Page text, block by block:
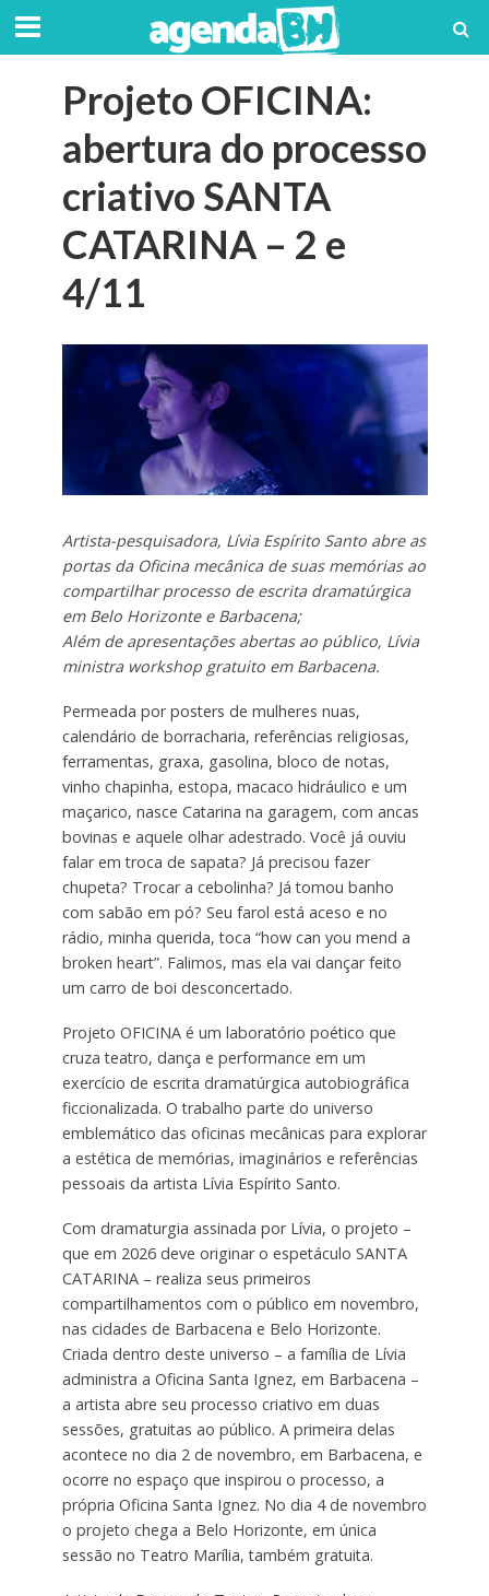
Projeto OFICINA:
abertura do processo
criativo SANTA
CATARINA – 2 e
4/11
Artista-pesquisadora, Lívia Espírito Santo abre as
portas da Oficina mecânica de suas memórias ao
compartilhar processo de escrita dramatúrgica
em Belo Horizonte e Barbacena;
Além de apresentações abertas ao público, Lívia
ministra workshop gratuito em Barbacena.
Permeada por posters de mulheres nuas,
calendário de borracharia, referências religiosas,
ferramentas, graxa, gasolina, bloco de notas,
vinho chapinha, estopa, macaco hidráulico e um
maçarico, nasce Catarina na garagem, com ancas
bovinas e aquele olhar adestrado. Você já ouviu
falar em troca de sapata? Já precisou fazer
chupeta? Trocar a cebolinha? Já tomou banho
com sabão em pó? Seu farol está aceso e no
rádio, minha querida, toca “how can you mend a
broken heart”. Falimos, mas ela vai dançar feito
um carro de boi desconcertado.
Projeto OFICINA é um laboratório poético que
cruza teatro, dança e performance em um
exercício de escrita dramatúrgica autobiográfica
ficcionalizada. O trabalho parte do universo
emblemático das oficinas mecânicas para explorar
a estética de memórias, imaginários e referências
pessoais da artista Lívia Espírito Santo.
Com dramaturgia assinada por Lívia, o projeto –
que em 2026 deve originar o espetáculo SANTA
CATARINA – realiza seus primeiros
compartilhamentos com o público em novembro,
nas cidades de Barbacena e Belo Horizonte.
Criada dentro deste universo – a família de Lívia
administra a Oficina Santa Ignez, em Barbacena –
a artista abre seu processo criativo em duas
sessões, gratuitas ao público. A primeira delas
acontece no dia 2 de novembro, em Barbacena, e
ocorre no espaço que inspirou o processo, a
própria Oficina Santa Ignez. No dia 4 de novembro
o projeto chega a Belo Horizonte, em única
sessão no Teatro Marília, também gratuita.